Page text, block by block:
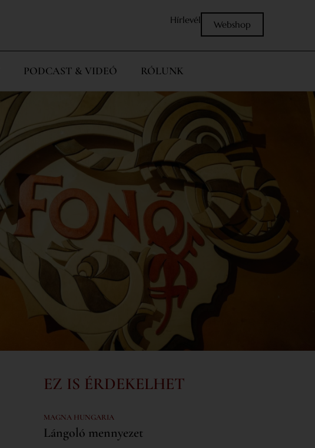
Hírlevél Webshop
PODCAST & VIDEÓ RÓLUNK
EZ IS ÉRDEKELHET
MAGNA HUNGARIA
Lángoló mennyezet